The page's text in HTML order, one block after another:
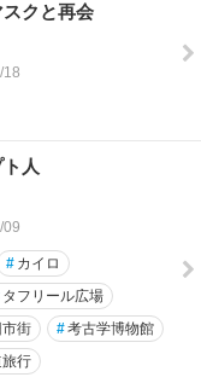
クと再会
18
人
09
# カイロ
タフリール広場
市街 #考古学博物館
行